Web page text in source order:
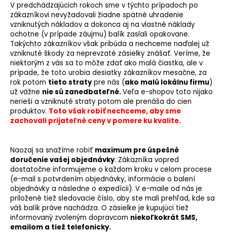
V predchádzajúcich rokoch sme v týchto prípadoch po
zákazníkovi nevyžadovali žiadne spätné uhradenie
vzniknutých nákladov a dokonca aj na vlastné náklady
ochotne (v prípade záujmu) balík zaslali opakovane.
Takýchto zákazníkov však pribúda a nechceme naďalej už
vzniknuté škody za neprevzaté zásielky znášať. Veríme, že
niektorým z vás sa to môže zdať ako malá čiastka, ale v
prípade, že toto urobia desiatky zákazníkov mesačne, za
rok potom tieto stratypre nás (ako malú lokálnu firmu)
už vážne nie sú zanedbateľné.Veľa e-shopov toto nijako
nerieši a vzniknuté straty potom ale prenáša do cien
produktov. Toto však robiť nechceme, aby sme
zachovali prijateľné ceny v pomere ku kvalite.
Naozaj sa snažíme robiť maximum pre úspešné
doručenie vašej objednávky. Zákazníka vopred
dostatočne informujeme o každom kroku v celom procese
(e-mail s potvrdením objednávky, informácie o balení
objednávky a následne o expedícii). V e-maile od nás je
priložené tiež sledovacie číslo, aby ste mali prehľad, kde sa
váš balík práve nachádza. O zásielke je kupujúci tiež
informovaný zvoleným dopravcom niekoľkokrát SMS,
emailom a tiež telefonicky.